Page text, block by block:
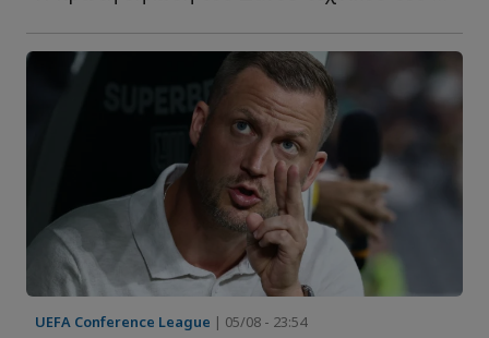
UEFA Conference League | 05/08 - 23:54